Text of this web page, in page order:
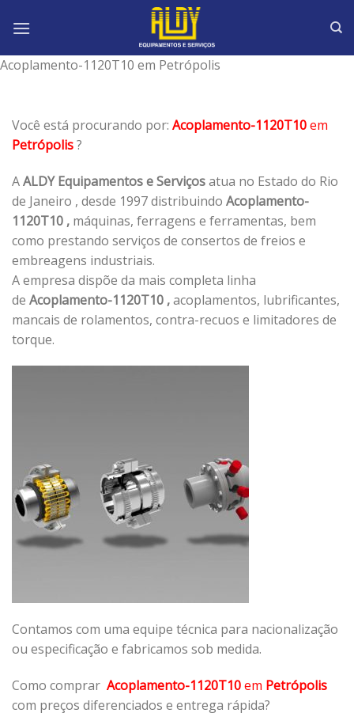
Acoplamento-1120T10 em Petrópolis
Você está procurando por: Acoplamento-1120T10em
Petrópolis?
AALDY Equipamentos e Serviçosatua no Estado do Rio
de Janeiro , desde 1997 distribuindo Acoplamento-
1120T10 , máquinas, ferragens e ferramentas, bem
como prestando serviços de consertos de freios e
embreagens industriais.
A empresa dispõe da mais completa linha
de Acoplamento-1120T10 ,acoplamentos, lubrificantes,
mancais de rolamentos, contra-recuos e limitadores de
torque.
Contamos com uma equipe técnica para nacionalização
ou especificação e fabricamos sob medida.
Como comprar Acoplamento-1120T10em Petrópolis
com preços diferenciados e entrega rápida?